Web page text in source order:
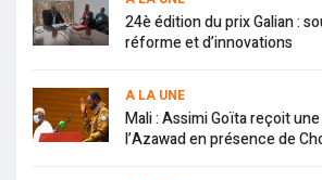
24è édition du prix Galian :
réforme et d’innovations
A LA UNE
Mali : Assimi Goïta reçoit
l’Azawad en présence de